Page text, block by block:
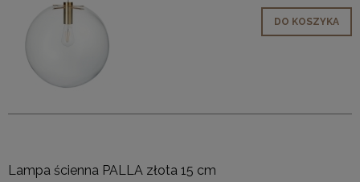
DO KOSZYKA
Lampa ścienna PALLA złota 15 cm